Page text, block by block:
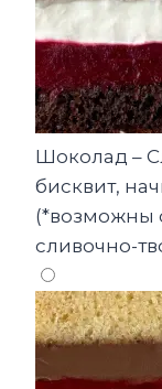
Шоколад –
бисквит,
(*возможны
сливочно-